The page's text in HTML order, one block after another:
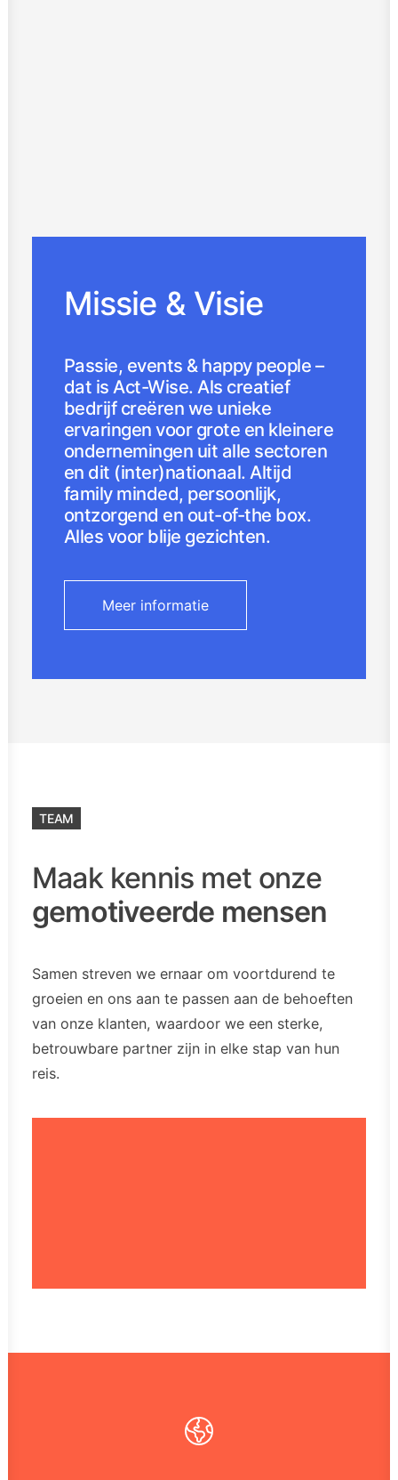
Missie & Visie
Passie, events & happy people –
dat is Act-Wise. Als creatief
bedrijf creëren we unieke
ervaringen voor grote en kleinere
ondernemingen uit alle sectoren
en dit (inter)nationaal. Altijd
family minded, persoonlijk,
ontzorgend en out-of-the box.
Alles voor blije gezichten.
Meer informatie
TEAM
Maak kennis met onze
gemotiveerde mensen
Samen streven we ernaar om voortdurend te
groeien en ons aan te passen aan de behoeften
van onze klanten, waardoor we een sterke,
betrouwbare partner zijn in elke stap van hun
reis.